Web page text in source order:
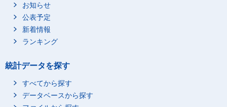
日曜日
お知らせ
公表予定
新着情報
ランキング
統計データを探す
すべてから探す
データベースから探す